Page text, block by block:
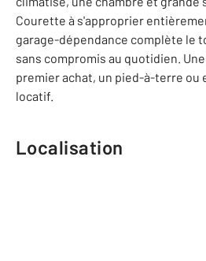
Courette à s'approprier
garage-dépendance complète le
sans compromis au quotidien.
premier achat, un pied-à-terre
locatif.
Localisation